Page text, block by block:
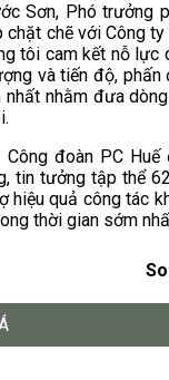
Sơn, Phó trưởng
chặt chẽ với Công
tôi cam kết nỗ lực
và tiến độ, phấn
nhằm đưa
Công đoàn PC Huế
tin tưởng tập thể
hiệu quả công tác
thời gian sớm